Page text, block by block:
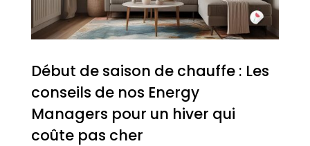
Début de saison de chauffe : Les
conseils de nos Energy
Managers pour un hiver qui
coûte pas cher